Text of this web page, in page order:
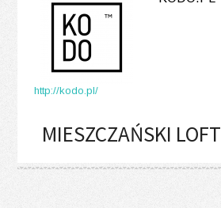
http://kodo.pl/
MIESZCZAŃSKI LOFT